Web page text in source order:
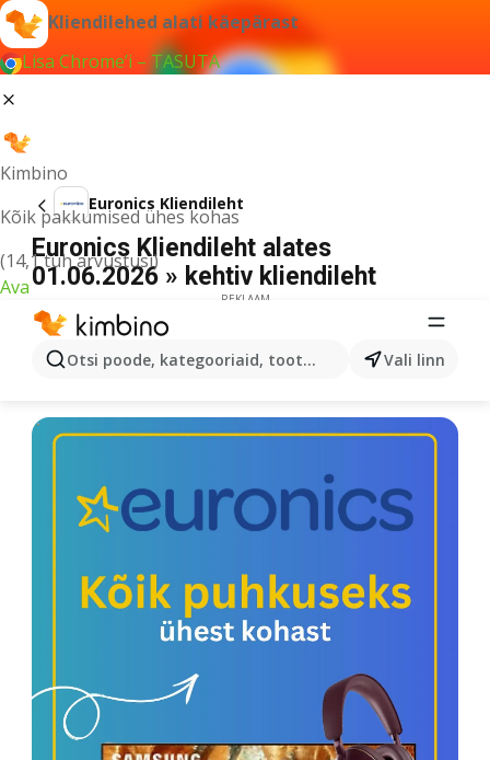
Kliendilehed alati käepärast
Lisa Chrome’i – TASUTA
Kimbino
Kõik pakkumised ühes kohas
(14,1 tuh arvustusi)
Ava
Otsi poode, kategooriaid, tooteid... Vali linn
Euronics Kliendileht
Euronics Kliendileht alates
01.06.2026 » kehtiv kliendileht
REKLAAM